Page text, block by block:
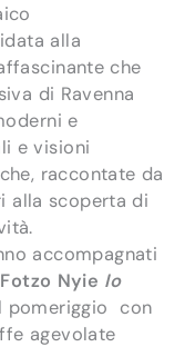
alla
che
di Ravenna
e
e visioni
raccontate da
alla scoperta di
accompagnati
Nyie Io
pomeriggio con
agevolate